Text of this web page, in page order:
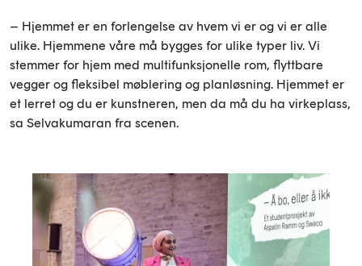
– Hjemmet er en forlengelse av hvem vi er og vi er alle
ulike. Hjemmene våre må bygges for ulike typer liv. Vi
stemmer for hjem med multifunksjonelle rom, flyttbare
vegger og fleksibel møblering og planløsning. Hjemmet er
et lerret og du er kunstneren, men da må du ha virkeplass,
sa Selvakumaran fra scenen.